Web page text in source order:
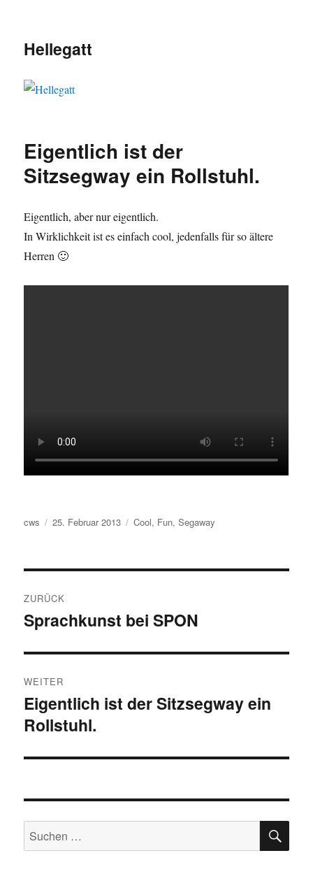
Hellegatt
Eigentlich ist der
Sitzsegway ein Rollstuhl.
Eigentlich, aber nur eigentlich.
In Wirklichkeit ist es einfach cool, jedenfalls für so ältere
Herren 🙂
Autor
cws
Veröffentlicht
25. Februar 2013 Schlagwörter
Cool, Fun,Segaway
ZURÜCK
Vorheriger
Sprachkunst bei SPON
WEITER
Nächster
Beitrag:
Eigentlich ist der Sitzsegway ein
Rollstuhl.
Suchen
nach: